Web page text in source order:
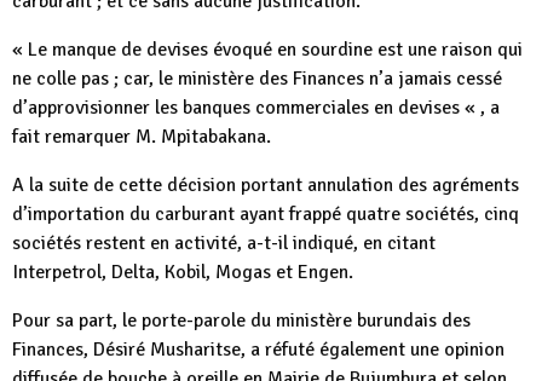
« Le manque de devises évoqué en sourdine est une raison qui
ne colle pas ; car, le ministère des Finances n’a jamais cessé
d’approvisionner les banques commerciales en devises « , a
fait remarquer M. Mpitabakana.
A la suite de cette décision portant annulation des agréments
d’importation du carburant ayant frappé quatre sociétés, cinq
sociétés restent en activité, a-t-il indiqué, en citant
Interpetrol, Delta, Kobil, Mogas et Engen.
Pour sa part, le porte-parole du ministère burundais des
Finances, Désiré Musharitse, a réfuté également une opinion